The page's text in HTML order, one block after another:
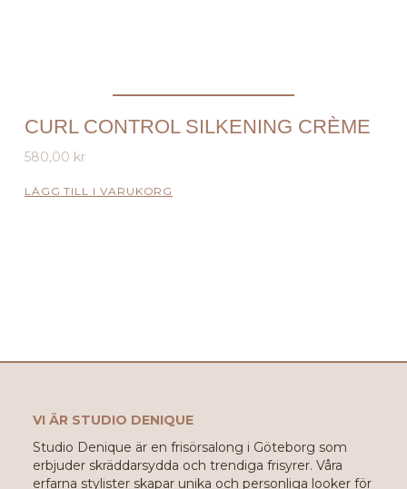
CURL CONTROL SILKENING CRÈME
580,00 kr
LÄGG TILL I VARUKORG
VI ÄR STUDIO DENIQUE
Studio Denique är en frisörsalong i Göteborg som
erbjuder skräddarsydda och trendiga frisyrer. Våra
erfarna stylister skapar unika och personliga looker för